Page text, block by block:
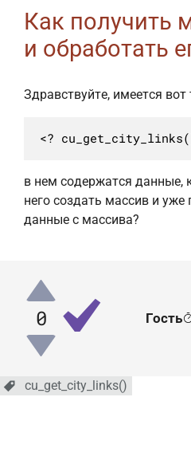
Как получить
и обработать
Здравствуйте, имеется вот
<?
в нем содержатся данные,
него создать массив и
данные с массива?
0 Гость
cu_get_city_links()